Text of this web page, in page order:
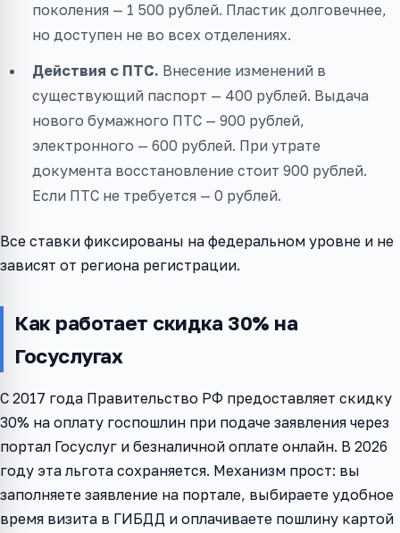
поколения — 1 500 рублей. Пластик долговечнее,
но доступен не во всех отделениях.
Действия с ПТС. Внесение изменений в
существующий паспорт — 400 рублей. Выдача
нового бумажного ПТС — 900 рублей,
электронного — 600 рублей. При утрате
документа восстановление стоит 900 рублей.
Если ПТС не требуется — 0 рублей.
Все ставки фиксированы на федеральном уровне и не
зависят от региона регистрации.
Как работает скидка 30% на
Госуслугах
С 2017 года Правительство РФ предоставляет скидку
30% на оплату госпошлин при подаче заявления через
портал Госуслуг и безналичной оплате онлайн. В 2026
году эта льгота сохраняется. Механизм прост: вы
заполняете заявление на портале, выбираете удобное
время визита в ГИБДД и оплачиваете пошлину картой